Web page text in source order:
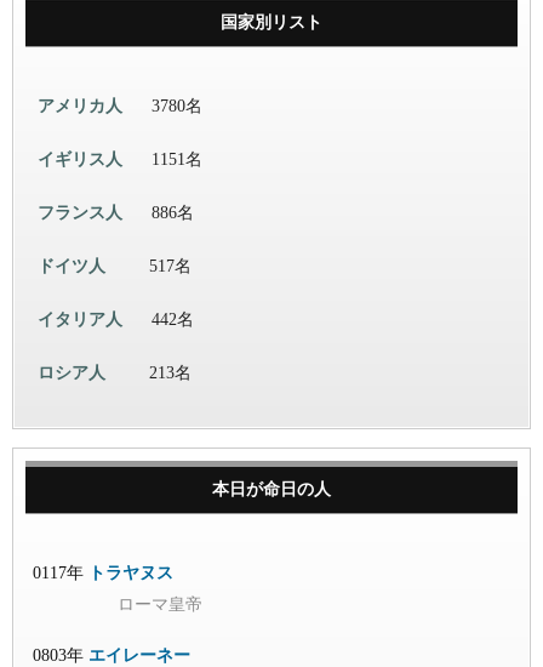
国家別リスト
アメリカ人 3780名
イギリス人 1151名
フランス人 886名
ドイツ人 517名
イタリア人 442名
ロシア人 213名
本日が命日の人
0117年 トラヤヌス
ローマ皇帝
0803年 エイレーネー